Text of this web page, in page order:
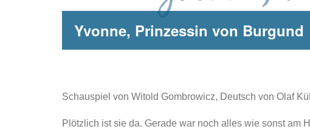
Yvonne, Prinzessin von Burgund
Schauspiel von Witold Gombrowicz, Deutsch von Olaf
Plötzlich ist sie da. Gerade war noch alles wie sonst am